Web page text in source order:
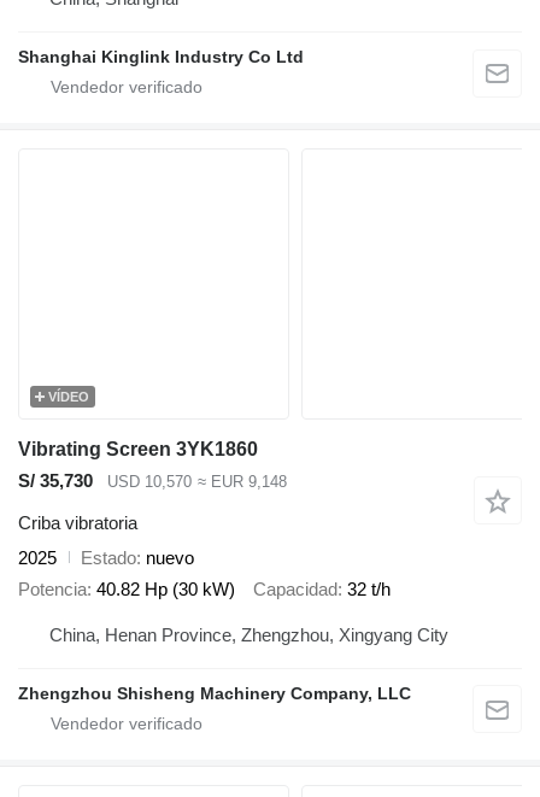
Shanghai Kinglink Industry Co Ltd
VÍDEO
Vibrating Screen 3YK1860
S/ 35,730
USD 10,570 ≈ EUR 9,148
Criba vibratoria
2025
Estado nuevo
Potencia 40.82 Hp (30 kW) Capacidad 32 t/h
China, Henan Province, Zhengzhou, Xingyang City
Zhengzhou Shisheng Machinery Company, LLC